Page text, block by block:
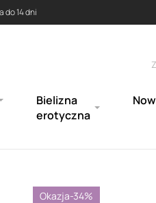
do 14 dni
Bielizna
erotyczna
Okazja-34%